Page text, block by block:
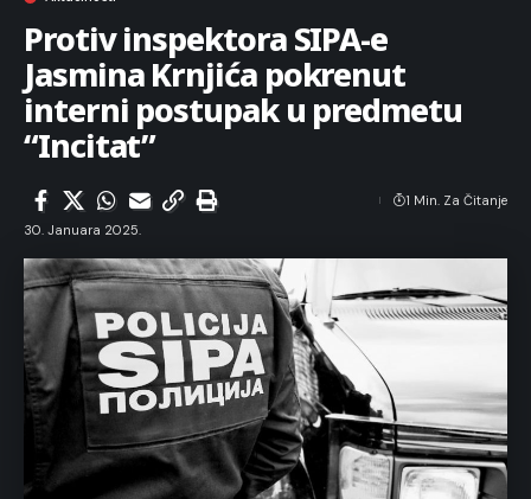
Protiv inspektora SIPA-e
Jasmina Krnjića pokrenut
interni postupak u predmetu
“Incitat”
30. Januara 2025.
1 Min. Za Čitanje